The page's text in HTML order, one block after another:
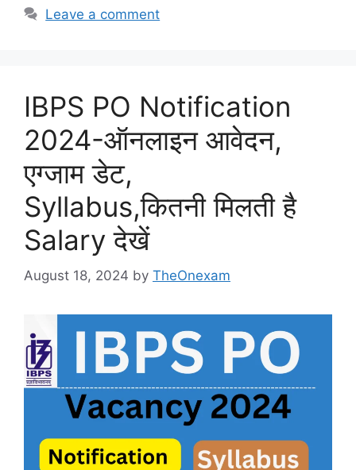
Leave a comment
IBPS PO Notification
2024-ऑनलाइन आवेदन,
एग्जाम डेट,
Syllabus,कितनी मिलती है
Salary देखें
August 18, 2024 by TheOnexam